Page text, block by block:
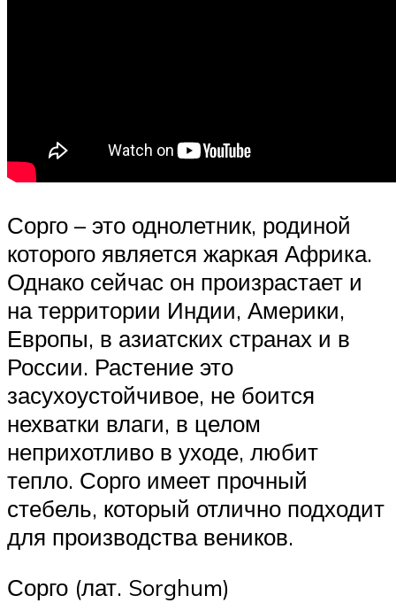
Сорго – это однолетник, родиной
которого является жаркая Африка.
Однако сейчас он произрастает и
на территории Индии, Америки,
Европы, в азиатских странах и в
России. Растение это
засухоустойчивое, не боится
нехватки влаги, в целом
неприхотливо в уходе, любит
тепло. Сорго имеет прочный
стебель, который отлично подходит
для производства веников.
Сорго (лат. Sorghum)